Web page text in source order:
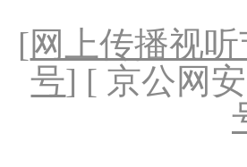
[网上传播视
号] [ 京公网